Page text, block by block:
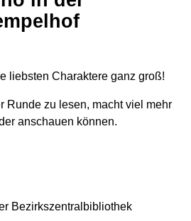
liebsten Charaktere ganz groß!
Runde zu lesen, macht viel mehr
anschauen können.
Bezirkszentralbibliothek